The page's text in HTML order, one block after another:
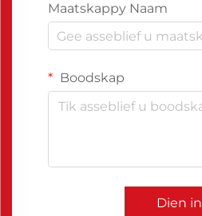
Maatskappy Naam
Boodskap
Dien in